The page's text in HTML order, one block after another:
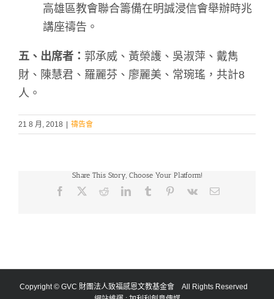
高雄區教會聯合籌備在明誠浸信會舉辦時兆
講座禱告。
五、出席者： 郭承威、黃榮護、吳淑萍、戴雋
財、陳慧君、羅麗芬、廖麗美、常琬瑤，共計8
人。
21 8 月, 2018 禱告會
Share This Story, Choose Your Platform!
Facebook RedditLinkedInTumblr Pinterest
Vk Email:
Copyright © GVC 財團法人致福感恩文教基金會 All Rights Reserved